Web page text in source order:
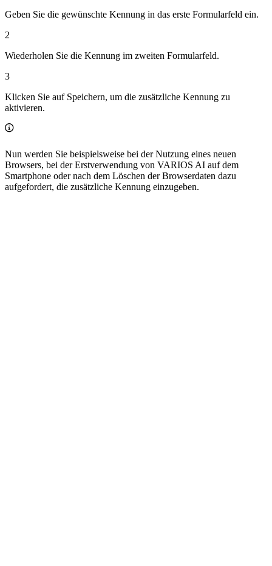
Geben Sie die gewünschte Kennung in das erste Formularfeld ein.
2
Wiederholen Sie die Kennung im zweiten Formularfeld.
3
Klicken Sie auf Speichern, um die zusätzliche Kennung zu
aktivieren.
Nun werden Sie beispielsweise bei der Nutzung eines neuen
Browsers, bei der Erstverwendung von VARIOS AI auf dem
Smartphone oder nach dem Löschen der Browserdaten dazu
aufgefordert, die zusätzliche Kennung einzugeben.